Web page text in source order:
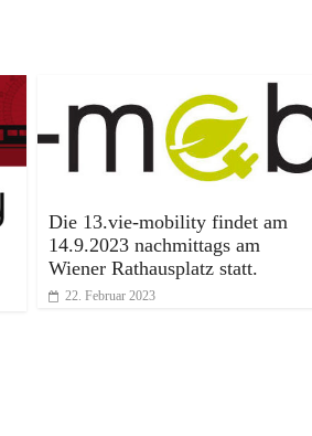
Die 13.vie-mobility findet am
14.9.2023 nachmittags am
Wiener Rathausplatz statt.
22. Februar 2023